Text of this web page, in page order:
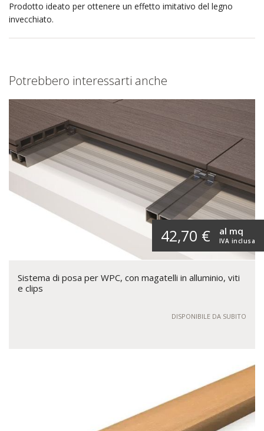
Prodotto ideato per ottenere un effetto imitativo del legno
invecchiato.
Potrebbero interessarti anche
42,70 € IVA inclusa
al mq
Sistema di posa per WPC, con magatelli in alluminio, viti
e clips
DISPONIBILE DA SUBITO